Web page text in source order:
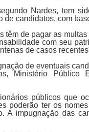
Nardes, tem
candidatos, com
têm de pagar as
com seu
de casos
de eventuais
Ministério Público
públicos que
poderão ter os
A impugnação das